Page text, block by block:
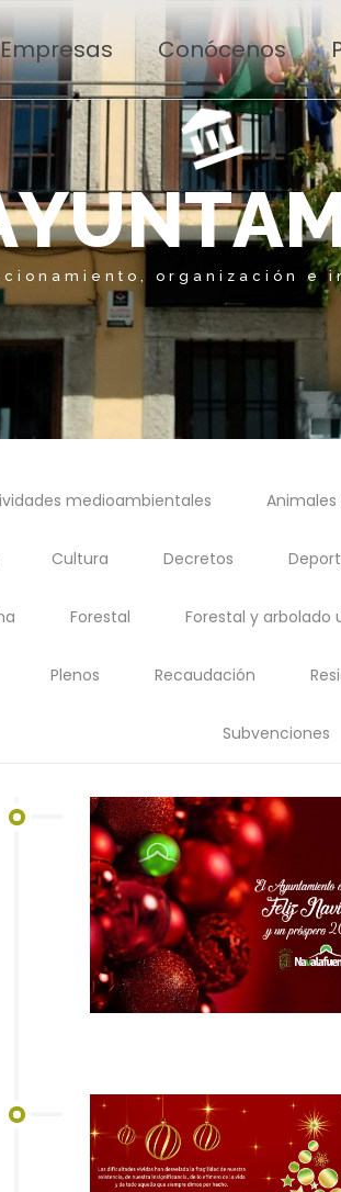
Empresas Conócenos
YUNTA
organización e
medioambientales
Cultura Decretos
Forestal Forestal y arbolado
Plenos Recaudación
Subvenciones